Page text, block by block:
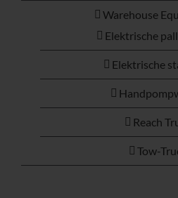
Warehouse
Elektrische
Elektrische
Reach
Tow-